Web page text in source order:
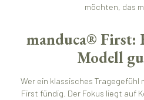
möchten, das
manduca® First:
Modell
Wer ein klassisches Tragegefühl
First fündig. Der Fokus liegt auf